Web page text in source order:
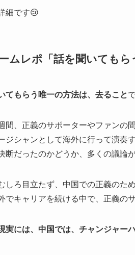
細です😢
ムレポ「話を聞いても
てもらう唯一の方法は、去ること
間、正義のサポーターやファンの間
ジシャンとして海外に行って演
断だったのかどうか、多くの議論
しろ目立たず、中国での正義のた
でキャリアを続ける中で、正義の
実には、中国では、チャンジャー